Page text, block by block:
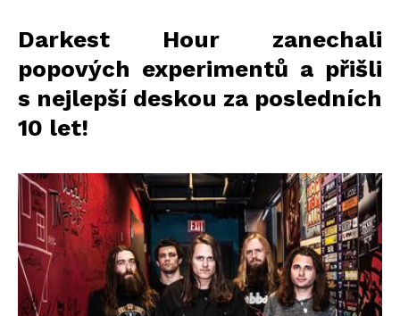
Darkest Hour zanechali
popových experimentů a přišli
s nejlepší deskou za posledních
10 let!